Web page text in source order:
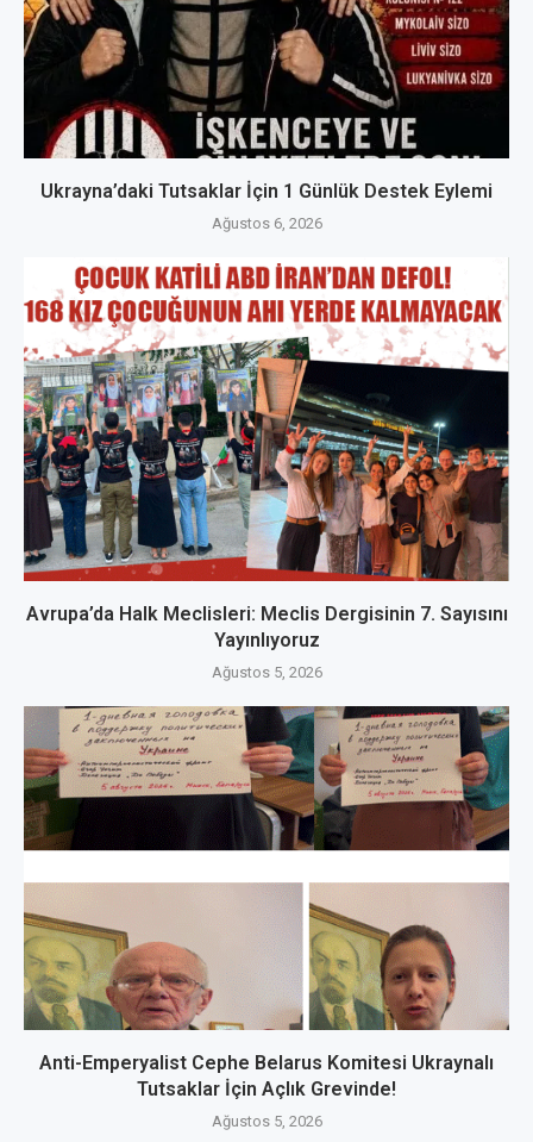
Ukrayna’daki Tutsaklar İçin 1 Günlük Destek Eylemi
Ağustos 6, 2026
Avrupa’da Halk Meclisleri: Meclis Dergisinin 7. Sayısını
Yayınlıyoruz
Ağustos 5, 2026
Anti-Emperyalist Cephe Belarus Komitesi Ukraynalı
Tutsaklar İçin Açlık Grevinde!
Ağustos 5, 2026